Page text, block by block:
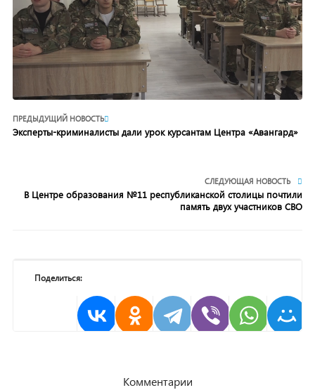
ПРЕДЫДУЩИЙ НОВОСТЬ
Эксперты-криминалисты дали урок курсантам Центра «Авангард»
СЛЕДУЮЩАЯ НОВОСТЬ
В Центре образования №11 республиканской столицы почтили
память двух участников СВО
Поделиться:
Комментарии